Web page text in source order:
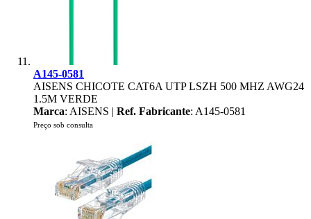
A145-0581
AISENS CHICOTE CAT6A UTP LSZH 500 MHZ AWG24
1.5M VERDE
Marca: AISENS | Ref. Fabricante: A145-0581
Preço sob consulta